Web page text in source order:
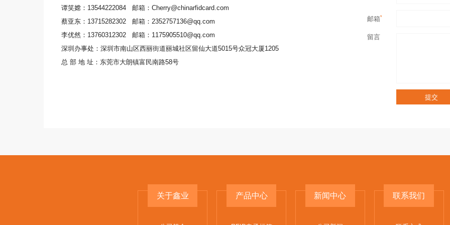
谭笑嫦：13544222084 邮箱：Cherry@chinarfidcard.com
蔡亚东：13715282302 邮箱：2352757136@qq.com
李优然：13760312302 邮箱：1175905510@qq.com
深圳办事处：深圳市南山区西丽街道丽城社区留仙大道5015号众冠大厦1205
总 部 地 址：东莞市大朗镇富民南路58号
邮箱*
留言
关于鑫业 产品中心 新闻中心 联系我们